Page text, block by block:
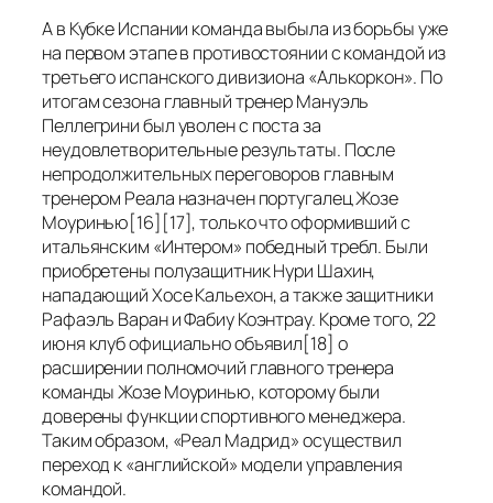
А в Кубке Испании команда выбыла из борьбы уже
на первом этапе в противостоянии с командой из
третьего испанского дивизиона «Алькоркон». По
итогам сезона главный тренер Мануэль
Пеллегрини был уволен с поста за
неудовлетворительные результаты. После
непродолжительных переговоров главным
тренером Реала назначен португалец Жозе
Моуринью[16][17], только что оформивший с
итальянским «Интером» победный требл. Были
приобретены полузащитник Нури Шахин,
нападающий Хосе Кальехон, а также защитники
Рафаэль Варан и Фабиу Коэнтрау. Кроме того, 22
июня клуб официально объявил[18] о
расширении полномочий главного тренера
команды Жозе Моуринью, которому были
доверены функции спортивного менеджера.
Таким образом, «Реал Мадрид» осуществил
переход к «английской» модели управления
командой.